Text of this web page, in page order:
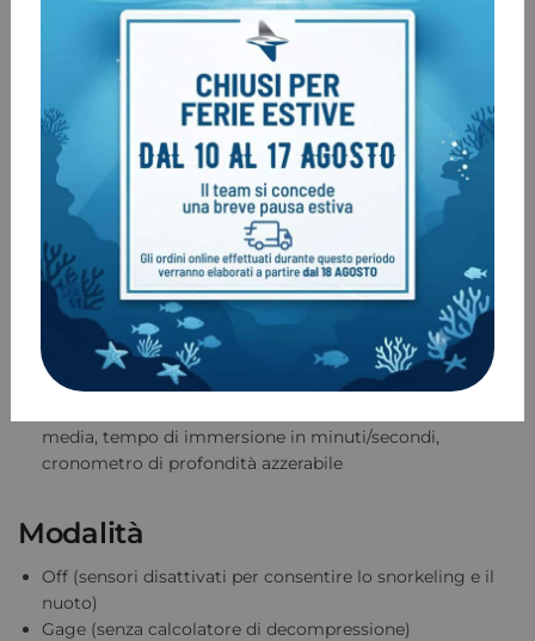
durante la desaturazione
Tempo visibile durante l’immersione
Possibilità di inserire/annullare una sosta profonda
Allarmi sonori per violazione della velocità di risalita,
sosta di decompressione o PPO2
Allarmi di risalita disattivabili
Possibilità di reset totale (utile per i noleggi)
Possibilità di pianificare immersioni senza
decompressione
Programma libero (apnea)
Visualizzazione di tutti i dati di immersione: profondità,
temperatura dell’acqua, contatore d’immersione,
profondità massima dell’immersione, tempo di
immersione, intervallo di superficie tra le immersioni,
durata della sessione di immersione, intervallo di
media, tempo di immersione in minuti/secondi,
cronometro di profondità azzerabile
Modalità
Off (sensori disattivati per consentire lo snorkeling e il
nuoto)
Gage (senza calcolatore di decompressione)